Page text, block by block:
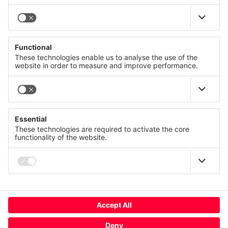
Karriere
Kontakt
Impressum
Nutzungsbedingungen
Cookie-Nutzung ändern
Wir respektieren Ihre Privatsphäre
Diese Website verwendet Cookies und ähnliche
Technologien, um unsere Dienste anzubieten, stetig zu
verbessern und Werbung entsprechend Ihrer Interessen
anzuzeigen. Ihre Einwilligung können Sie jederzeit mit
Wirkung für die Zukunft widerrufen oder ändern.
Mehr